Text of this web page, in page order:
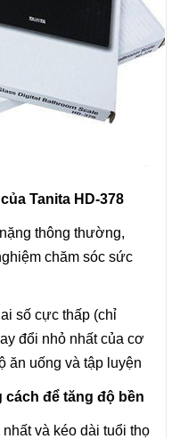
Tanita HD-378
thông thường,
chăm sóc sức
số cực thấp (chỉ
đổi nhỏ nhất của cơ
ăn uống và tập luyện
để tăng độ bền
và kéo dài tuổi thọ